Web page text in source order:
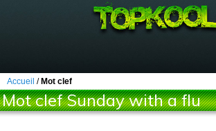
Accueil / Mot clef
Mot clef Sunday with a flu